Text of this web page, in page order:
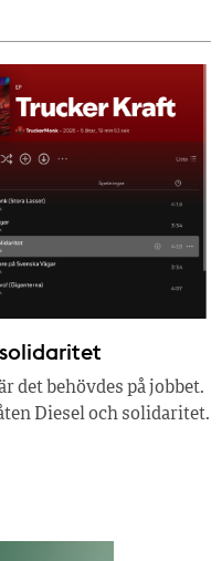
det behövdes på jobbet.
Diesel och solidaritet.